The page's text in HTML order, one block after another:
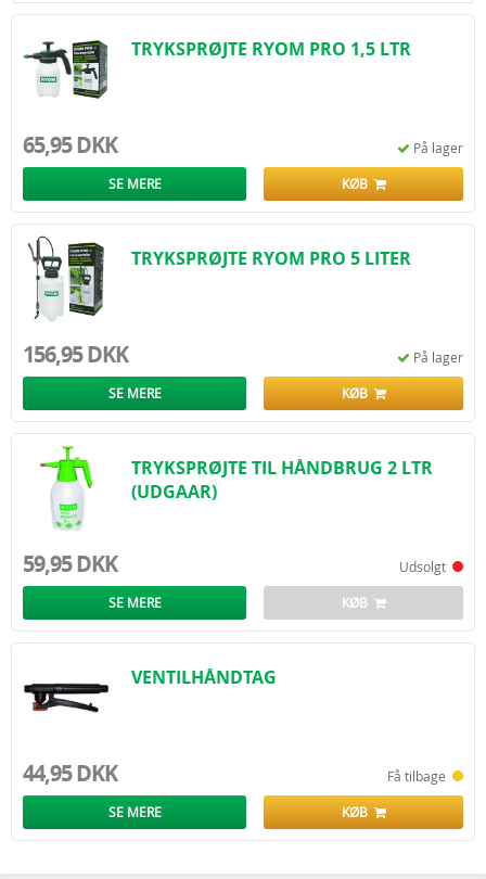
TRYKSPRØJTE RYOM PRO 1,5 LTR
65,95 DKK På lager
SE MERE KØB
TRYKSPRØJTE RYOM PRO 5 LITER
156,95 DKK På lager
SE MERE KØB
TRYKSPRØJTE TIL HÅNDBRUG 2 LTR
(UDGAAR)
59,95 DKK Udsolgt
SE MERE KØB
VENTILHÅNDTAG
44,95 DKK Få tilbage
SE MERE KØB